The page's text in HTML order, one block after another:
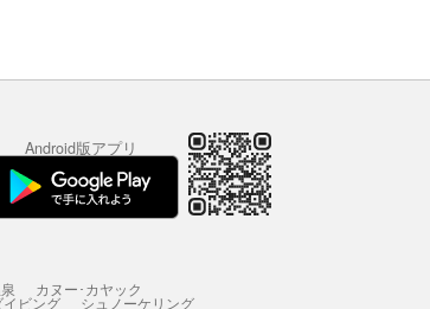
Android版アプリ
カヌー･カヤック
ビング シュノーケリング